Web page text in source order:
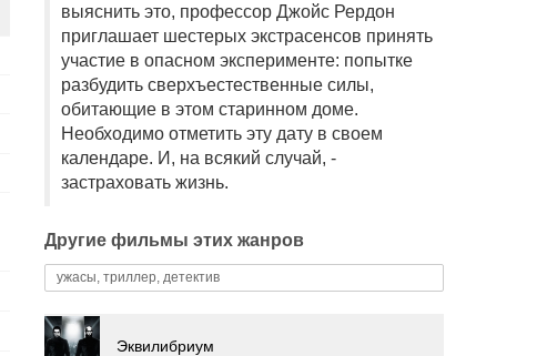
выяснить это, профессор Джойс Рердон
приглашает шестерых экстрасенсов принять
участие в опасном эксперименте: попытке
разбудить сверхъестественные силы,
обитающие в этом старинном доме.
Необходимо отметить эту дату в своем
календаре. И, на всякий случай, -
застраховать жизнь.
Другие фильмы этих жанров
ужасы, триллер, детектив
Эквилибриум